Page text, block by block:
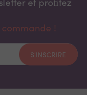
commande !
S'INSCRIRE